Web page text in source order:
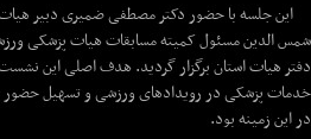
این جلسه با حضور دکتر مصطفی ضمیری دبیر
شمس الدین مسئول کمیته مسابقات هیات پزشکی
دفتر هیات استان برگزار گردید. هدف اصلی این
خدمات پزشکی در رویدادهای ورزشی و تسهیل حضور
در این زمینه بود.